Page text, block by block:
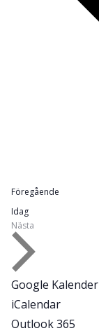
Föregående
Idag
Nästa
Google Kalender
iCalendar
Outlook 365